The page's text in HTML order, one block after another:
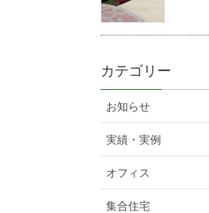
カテゴリー
お知らせ
実績・実例
オフィス
集合住宅